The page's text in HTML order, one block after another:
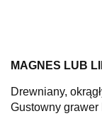
MAGNES LUB
Drewniany,
Gustowny grawer